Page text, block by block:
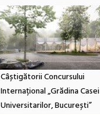
Câștigătorii Concursului
Internațional „Grădina Casei
Universitarilor, București”